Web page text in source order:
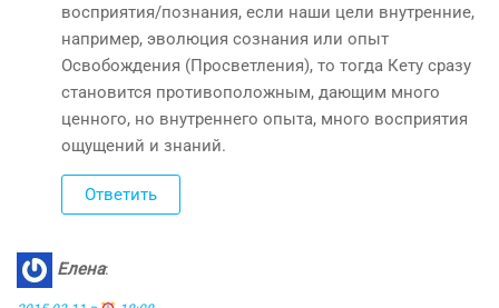
восприятия/познания, если наши цели внутренние,
например, эволюция сознания или опыт
Освобождения (Просветления), то тогда Кету сразу
становится противоположным, дающим много
ценного, но внутреннего опыта, много восприятия
ощущений и знаний.
Ответить
Елена: